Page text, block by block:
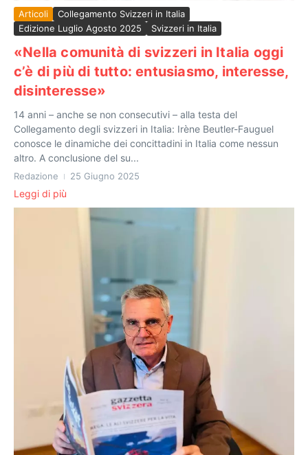
Articoli
Collegamento Svizzeri in Italia
Edizione Luglio Agosto 2025
Svizzeri in Italia
«Nella comunità di svizzeri in Italia oggi
c’è di più di tutto: entusiasmo, interesse,
disinteresse»
14 anni – anche se non consecutivi – alla testa del
Collegamento degli svizzeri in Italia: Irène Beutler-Fauguel
conosce le dinamiche dei concittadini in Italia come nessun
altro. A conclusione del su...
Redazione 25 Giugno 2025
Leggi di più